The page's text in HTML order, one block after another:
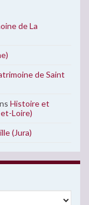
de La
de Saint
Histoire et
Loire)
(Jura)